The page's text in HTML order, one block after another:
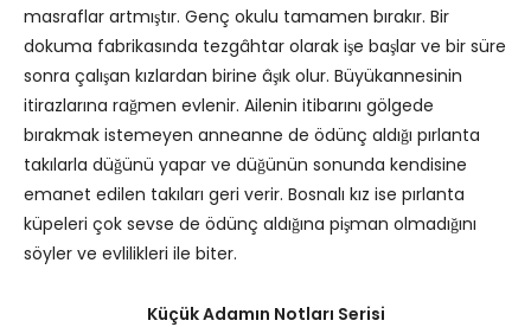
masraflar artmıştır. Genç okulu tamamen bırakır. Bir
dokuma fabrikasında tezgâhtar olarak işe başlar ve bir süre
sonra çalışan kızlardan birine âşık olur. Büyükannesinin
itirazlarına rağmen evlenir. Ailenin itibarını gölgede
bırakmak istemeyen anneanne de ödünç aldığı pırlanta
takılarla düğünü yapar ve düğünün sonunda kendisine
emanet edilen takıları geri verir. Bosnalı kız ise pırlanta
küpeleri çok sevse de ödünç aldığına pişman olmadığını
söyler ve evlilikleri ile biter.
Küçük Adamın Notları Serisi